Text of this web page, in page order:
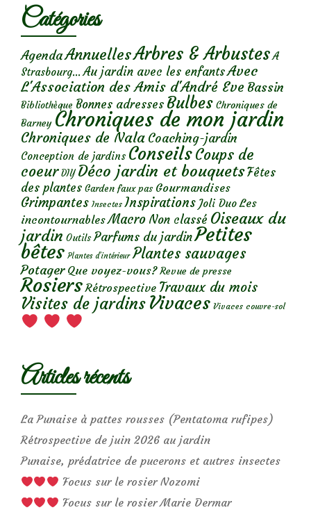
Catégories
AgendaAnnuellesArbres & Arbustes A
Strasbourg... Au jardin avec les enfantsAvec
L'Association des Amis d'André Eve Bassin
Bibliothèque Bonnes adresses Bulbes Chroniques de
Barney Chroniques de mon jardin
Chroniques de Nala Coaching-jardin
Conception de jardins ConseilsCoups de
coeur DIY Déco jardin et bouquetsFêtes
des plantes Garden faux pas Gourmandises
Grimpantes Insectes Inspirations Joli Duo Les
incontournables Macro Non classé Oiseaux du
jardin Outils Parfums du jardinPetites
bêtes Plantes d’intérieur Plantes sauvages
Potager Que voyez-vous? Revue de presse
Rosiers Rétrospective Travaux du mois
Visites de jardins Vivaces Vivaces couvre-sol
Articles récents
La Punaise à pattes rousses (Pentatoma rufipes)
Rétrospective de juin 2026 au jardin
Punaise, prédatrice de pucerons et autres insectes
Focus sur le rosier Nozomi
Focus sur le rosier Marie Dermar